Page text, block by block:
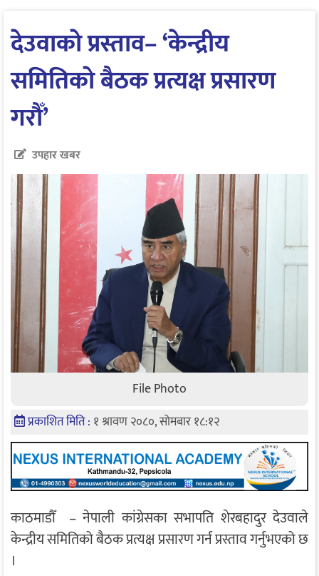
देउवाकाे प्रस्ताव– ‘केन्द्रीय
समितिकाे बैठक प्रत्यक्ष प्रसारण
गराैँ’
उपहार खबर
File Photo
प्रकाशित मिति : १ श्रावण २०८०, सोमबार १८:१२
काठमाडौँ – नेपाली कांग्रेसका सभापति शेरबहादुर देउवाले
केन्द्रीय समितिको बैठक प्रत्यक्ष प्रसारण गर्न प्रस्ताव गर्नुभएको छ
।